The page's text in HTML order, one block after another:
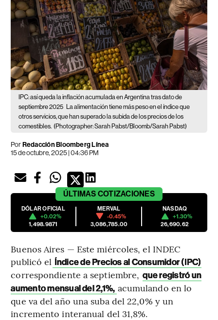
IPC: así queda la inflación acumulada en Argentina tras dato de
septiembre 2025
La alimentación tiene más peso en el índice que
otros servicios, que han superado la subida de los precios de los
comestibles. (Photographer: Sarah Pabst/Bloomb/Sarah Pabst)
PorRedacción Bloomberg Línea
15 de octubre, 2025 | 04:36 PM
ÚLTIMAS COTIZACIONES
DÓLAR OFICIAL
+0.02%
1,498.9871
MERVAL
-0.45%
3,086,785.00
NASDAQ
+1.30%
26,690.62
Buenos Aires — Este miércoles, el INDEC
publicó el Índice de Precios al Consumidor (IPC)
correspondiente a septiembre, que registró un
aumento mensual del 2,1%, acumulando en lo
que va del año una suba del 22,0% y un
incremento interanual del 31,8%.